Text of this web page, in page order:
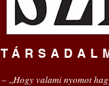
– „Hogy valami nyomot